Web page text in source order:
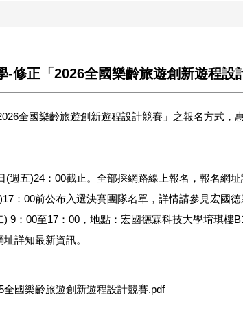
-修正「2026全國樂齡旅遊創新遊程設
全國樂齡旅遊創新遊程設計競賽」之報名方式，
週五)24：00截止。全部採網路線上報名，報名網
：00前公布入選決賽團隊名單，詳情請參見宏國
9：00至17：00，地點：宏國德霖科技大學堉琪樓
詳知最新資訊。
全國樂齡旅遊創新遊程設計競賽.pdf